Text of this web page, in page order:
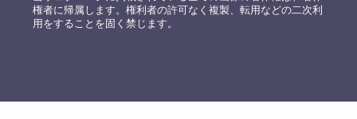
権者に帰属します。権利者の許可なく複製、転用などの二次利
用をすることを固く禁じます。